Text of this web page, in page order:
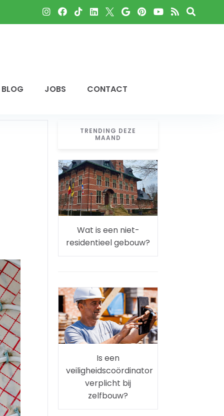
BLOG JOBS CONTACT
TRENDING DEZE
MAAND
Wat is een niet-
residentieel gebouw?
Is een
veiligheidscoördinator
verplicht bij
zelfbouw?